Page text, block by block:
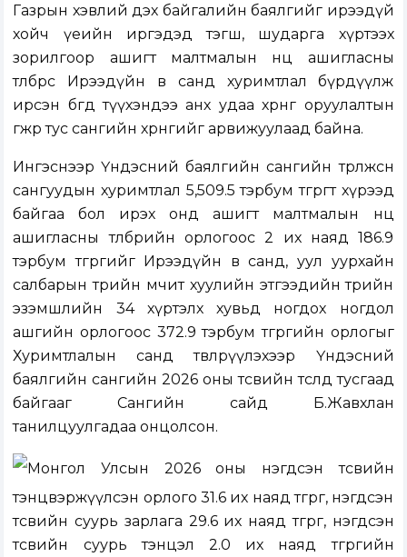
Газрын хэвлий дэх байгалийн баялгийг ирээдүй
хойч үеийн иргэдэд тэгш, шударга хүртээх
зорилгоор ашигт малтмалын нөөц ашигласны
төлбөрөөс Ирээдүйн өв санд хуримтлал бүрдүүлж
ирсэн бөгөөд түүхэндээ анх удаа хөрөнгө оруулалтын
өгөөжөөр тус сангийн хөрөнгийг арвижуулаад байна.
Ингэснээр Үндэсний баялгийн сангийн төрөлжсөн
сангуудын хуримтлал 5,509.5 тэрбум төгрөгт хүрээд
байгаа бол ирэх онд ашигт малтмалын нөөц
ашигласны төлбөрийн орлогоос 2 их наяд 186.9
тэрбум төгрөгийг Ирээдүйн өв санд, уул уурхайн
салбарын төрийн өмчит хуулийн этгээдийн төрийн
эзэмшлийн 34 хүртэлх хувьд ногдох ногдол
ашгийн орлогоос 372.9 тэрбум төгрөгийн орлогыг
Хуримтлалын санд төвлөрүүлэхээр Үндэсний
баялгийн сангийн 2026 оны төсвийн төсөлд тусгаад
байгааг Сангийн сайд Б.Жавхлан
танилцуулгадаа онцолсон.
Монгол Улсын 2026 оны нэгдсэн төсвийн
тэнцвэржүүлсэн орлого 31.6 их наяд төгрөг, нэгдсэн
төсвийн суурь зарлага 29.6 их наяд төгрөг, нэгдсэн
төсвийн суурь тэнцэл 2.0 их наяд төгрөгийн